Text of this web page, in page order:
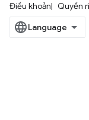
Điều khoản Quyền